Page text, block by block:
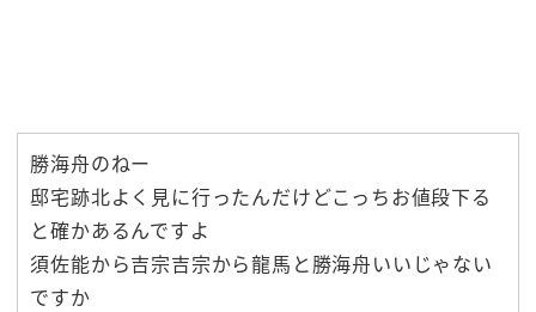
勝海舟のねー
邸宅跡北よく見に行ったんだけどこっちお値段下る
と確かあるんですよ
須佐能から吉宗吉宗から龍馬と勝海舟いいじゃない
ですか